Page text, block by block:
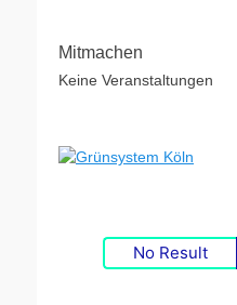
Mitmachen
Keine Veranstaltungen
No Result